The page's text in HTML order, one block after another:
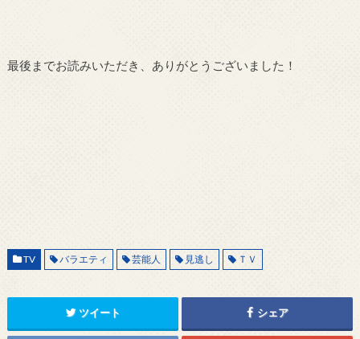
最後までお読みいただき、ありがとうございました！
TV バラエティ 芸能人 見逃し ＴＶ
ツイート シェア